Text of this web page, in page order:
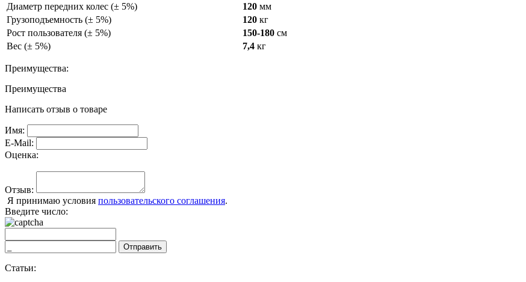
Диаметр передних колес (± 5%)
120 мм
Грузоподъемность (± 5%)
120 кг
Рост пользователя (± 5%)
150-180 см
Вес (± 5%)
7,4 кг
Преимущества:
Преимущества
Написать отзыв о товаре
Имя:
E-Mail:
Оценка:
Отзыв:
Я принимаю условия пользовательского соглашения.
Введите число:
Отправить
Статьи: